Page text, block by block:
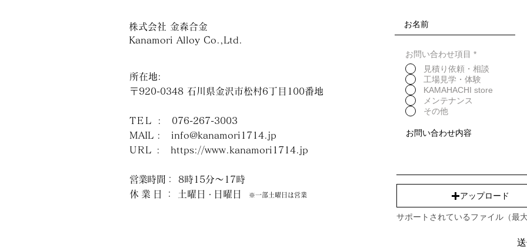
・新聞印刷版（アルミ版）を精錬して鋳造する、サスティナブルな製造工程で
作られています。
・ロケット部品素材を供給する伝統的砂型鋳造で、職人が一つ一つ手作りでお
届けします。一つ一つ違う表情、砂地の柔らかな質感をお楽しみください。
‐ 重量のあるタブレット端末は、重心が傾き不安定となる場合がございます。
‐ ICT機器の取り扱いにはご注意ください。
または、テーブルセ
かけたり、カトラリ
余裕も感じられない⋯
そんな私たちのため
かけを作りたい。そ
継承する「
と気持ちが落ち着き
株式会社 金森合金
Kanamori Alloy Co.,Ltd.
所在地:
〒920-0348 石川県金沢市松村6丁目100番地
TEL
: 076-267-3003
MAIL : info@kanamori1714.jp
URL :https://www.kanamori1714.jp
営業時間： 8時15分～17時
休業日
： 土曜日 ・ 日曜日 ※一部土曜日は営業
お問い合わせ項目 *
見積り依頼・相談
工場見学・体験
KAMAHACHI store
メンテナンス
その他
アップロード
サポートされているファイル（最大